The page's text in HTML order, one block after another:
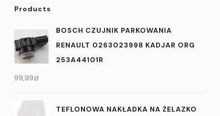
Products
BOSCH CZUJNIK PARKOWANIA
RENAULT 0263023998 KADJAR ORG
253A44101R
99,99zł
TEFLONOWA NAKŁADKA NA ŻELAZKO